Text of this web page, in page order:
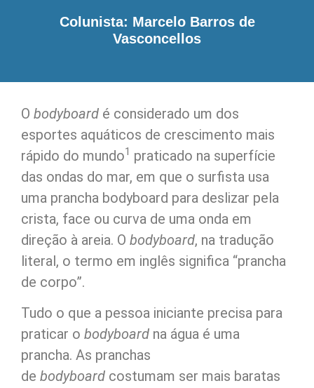
Colunista: Marcelo Barros de
Vasconcellos
O bodyboard é considerado um dos
esportes aquáticos de crescimento mais
rápido do mundo1 praticado na superfície
das ondas do mar, em que o surfista usa
uma prancha bodyboard para deslizar pela
crista, face ou curva de uma onda em
direção à areia. O bodyboard, na tradução
literal, o termo em inglês significa “prancha
de corpo”.
Tudo o que a pessoa iniciante precisa para
praticar o bodyboard na água é uma
prancha. As pranchas
de bodyboard costumam ser mais baratas